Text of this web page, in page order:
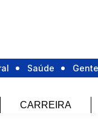
Saúde Gente
CARREIRA